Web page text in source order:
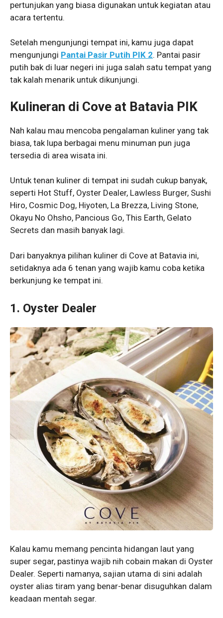
pertunjukan yang biasa digunakan untuk kegiatan atau
acara tertentu.
Setelah mengunjungi tempat ini, kamu juga dapat
mengunjungi Pantai Pasir Putih PIK 2. Pantai pasir
putih bak di luar negeri ini juga salah satu tempat yang
tak kalah menarik untuk dikunjungi.
Kulineran di Cove at Batavia PIK
Nah kalau mau mencoba pengalaman kuliner yang tak
biasa, tak lupa berbagai menu minuman pun juga
tersedia di area wisata ini.
Untuk tenan kuliner di tempat ini sudah cukup banyak,
seperti Hot Stuff, Oyster Dealer, Lawless Burger, Sushi
Hiro, Cosmic Dog, Hiyoten, La Brezza, Living Stone,
Okayu No Ohsho, Pancious Go, This Earth, Gelato
Secrets dan masih banyak lagi.
Dari banyaknya pilihan kuliner di Cove at Batavia ini,
setidaknya ada 6 tenan yang wajib kamu coba ketika
berkunjung ke tempat ini.
1. Oyster Dealer
Kalau kamu memang pencinta hidangan laut yang
super segar, pastinya wajib nih cobain makan di Oyster
Dealer. Seperti namanya, sajian utama di sini adalah
oyster alias tiram yang benar-benar disuguhkan dalam
keadaan mentah segar.